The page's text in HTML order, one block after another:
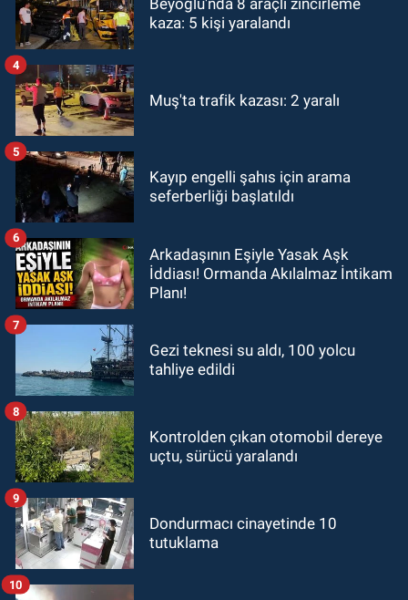
Beyoğlu'nda 8 araçlı zincirleme
kaza: 5 kişi yaralandı
Muş'ta trafik kazası: 2 yaralı
4
Kayıp engelli şahıs için arama
seferberliği başlatıldı
5
Arkadaşının Eşiyle Yasak Aşk
İddiası! Ormanda Akılalmaz İntikam
Planı!
6
Gezi teknesi su aldı, 100 yolcu
tahliye edildi
7
Kontrolden çıkan otomobil dereye
uçtu, sürücü yaralandı
8
Dondurmacı cinayetinde 10
tutuklama
9
10